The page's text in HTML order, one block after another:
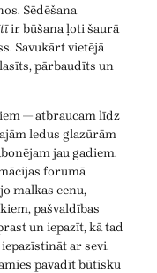
Sēdēšana
ir būšana ļoti šaurā
Savukārt vietējā
pārbaudīts un
— atbraucam līdz
ledus glazūrām
jau gadiem.
forumā
malkas cenu,
pašvaldības
un iepazīt, kā tad
ar sevi.
pavadīt būtisku